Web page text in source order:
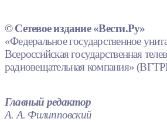
© Сетевое издание «Вести.Ру»
«Федеральное государственное
Всероссийская государственная
радиовещательная компания»
Главный редактор
А. А. Филипповский